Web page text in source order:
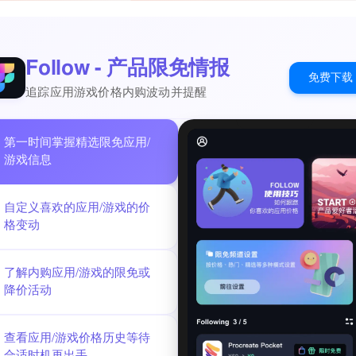
with options for weekly, monthly, and annual plans. Enjoy a
the app on Mac, iPhone, and iPad.
legal/internet-services/itunes/dev/stdeula/
scandys/privacy
Follow - 产品限免情报
追踪应用游戏价格内购波动并提醒
免费下载
第一时间掌握精选限免应用/
游戏信息
自定义喜欢的应用/游戏的价
格变动
了解内购应用/游戏的限免或
降价活动
查看应用/游戏价格历史等待